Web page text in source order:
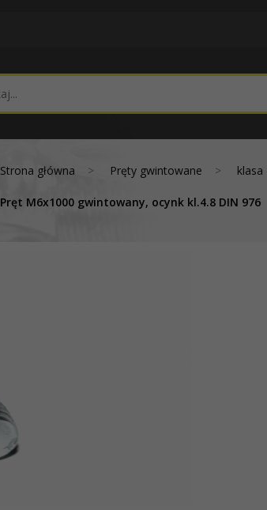
Strona główna Pręty gwintowane klasa
Pręt M6x1000 gwintowany, ocynk kl.4.8 DIN 976